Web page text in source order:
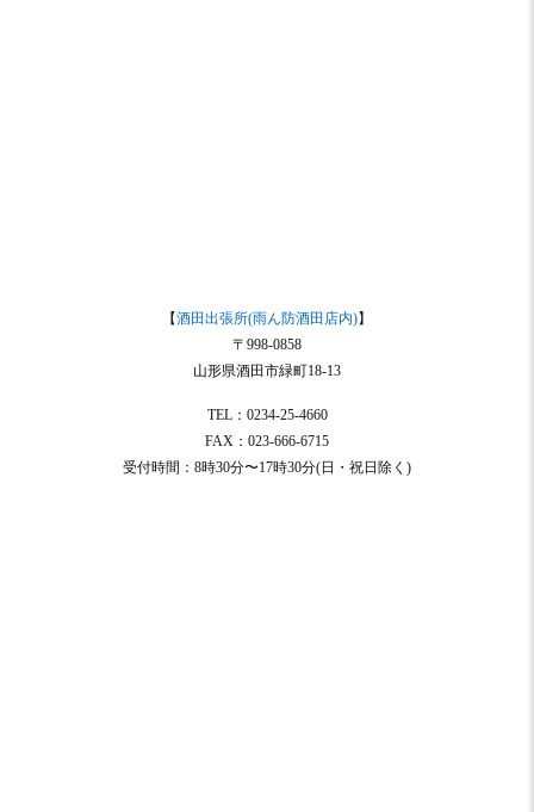
【酒田出張所(雨ん防酒田店内)】
〒998-0858
山形県酒田市緑町18-13
TEL：0234-25-4660
FAX：023-666-6715
受付時間：8時30分〜17時30分(日・祝日除く)